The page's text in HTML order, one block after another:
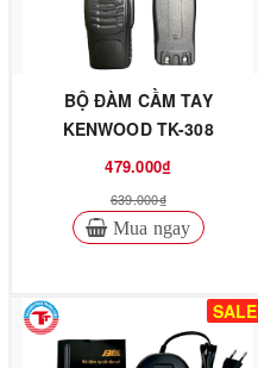
BỘ ĐÀM CẦM TAY
KENWOOD TK-308
479.000₫
639.000₫
Mua ngay
SALE